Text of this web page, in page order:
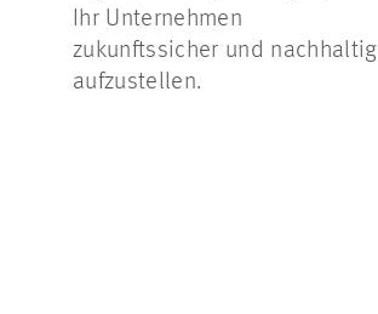
Ihr Unternehmen
zukunftssicher und nachhaltig
aufzustellen.